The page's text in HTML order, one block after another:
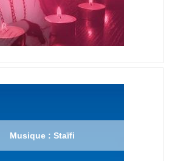
Musique : Staïfi